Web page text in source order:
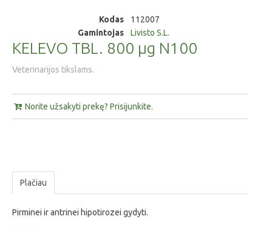
Kodas
112007
Gamintojas
Livisto S.L.
KELEVO TBL. 800 µg N100
Veterinarijos tikslams.
Norite užsakyti prekę? Prisijunkite.
Plačiau
Pirminei ir antrinei hipotirozei gydyti.